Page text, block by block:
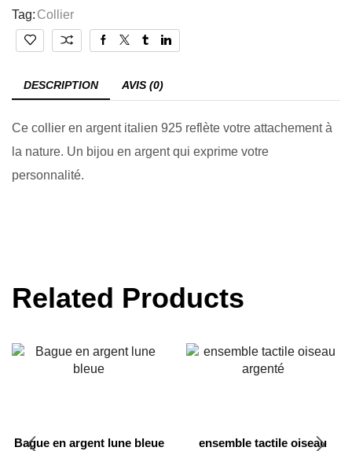
Tag: Collier
DESCRIPTION AVIS (0)
Ce collier en argent italien 925 reflète votre attachement à
la nature. Un bijou en argent qui exprime votre
personnalité.
Related Products
Bague en argent lune bleue
ensemble tactile oiseau